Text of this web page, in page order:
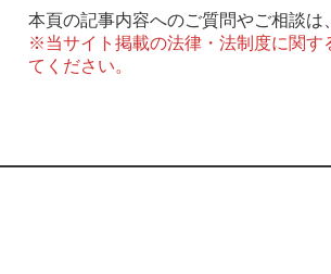
本頁の記事内容へのご質問やご相談は、
※当サイト掲載の法律・法制度に関す
てください。